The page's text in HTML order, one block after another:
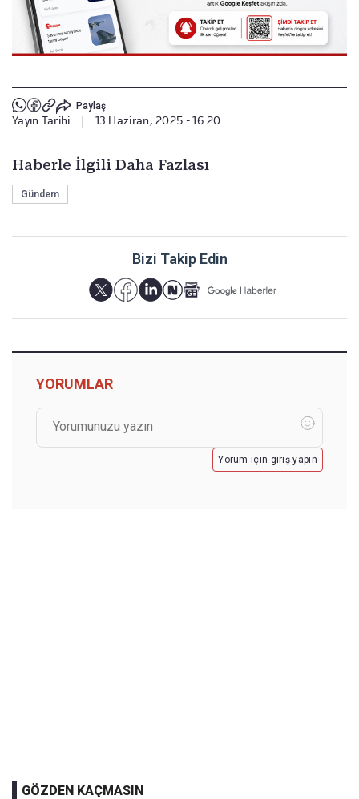
Paylaş
Yayın Tarihi 13 Haziran, 2025 - 16:20
Haberle İlgili Daha Fazlası
Gündem
Bizi Takip Edin
YORUMLAR
Yorum için giriş yapın
GÖZDEN KAÇMASIN